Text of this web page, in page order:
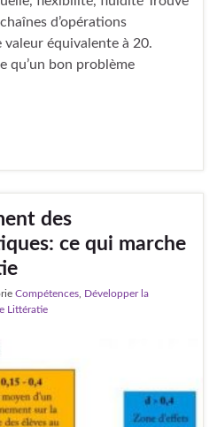
d’opérations
valeur équivalente à 20.
qu’un bon problème
des
ce qui marche
Compétences Développer la
Littératie